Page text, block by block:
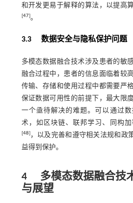
和开发更易于解释的算法，以提高
[47]。
3.3 数据安全与隐私保护问题
多模态数据融合技术涉及患者的敏
融合过程中，患者的信息面临着较
传输、存储和使用过程中都需要严
保证数据可用性的前提下，最大限
一个亟待解决的难题。可以通过
术，如区块链、联邦学习、同构
[48]，以及完善和遵守相关法规和政
益得到保护。
4多模态数据融合技
与展望